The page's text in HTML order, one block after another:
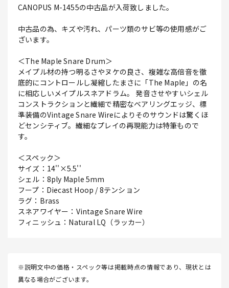
CANOPUS M-1455の中古品が入荷致しました。
中古品の為、キズや汚れ、パーツ類のサビ等の使用感がご
ざいます。
＜The Maple Snare Drum＞
メイプル材の持つ明るさやヌケの良さ、複雑な高倍音を徹
底的にコントロールし凝縮したまさに「The Maple」の名
に相応しいメイプルスネアドラム。 発音させやすいシェル
コンストラクションと繊細で精密なベアリングエッジ、標
準装備のVintage Snare Wireによりそのサウンドは驚くほ
どセンシティブ。繊細なプレイの再現能力は特筆もので
す。
＜スペック＞
サイズ：14''×5.5''
シェル：8ply Maple 5mm
フープ：Diecast Hoop / 8テンション
ラグ：Brass
スネアワイヤー：Vintage Snare Wire
フィニッシュ：Natural LQ（ラッカー）
※説明文中の価格・スペック等は掲載時点の情報であり、現状とは
異なる場合がございます。